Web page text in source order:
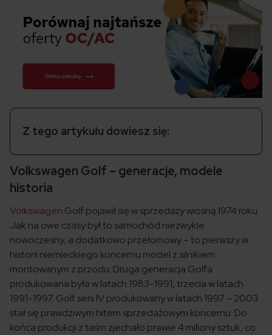
Z tego artykułu dowiesz się:
Volkswagen Golf – generacje, modele
historia
Volkswagen Golf pojawił się w sprzedaży wiosną 1974 roku.
Jak na owe czasy był to samochód niezwykle
nowoczesny, a dodatkowo przełomowy – to pierwszy w
historii niemieckiego koncernu model z silnikiem
montowanym z przodu. Druga generacja Golfa
produkowana była w latach 1983-1991, trzecia w latach
1991-1997. Golf serii IV produkowany w latach 1997 – 2003
stał się prawdziwym hitem sprzedażowym koncernu. Do
końca produkcji z taśm zjechało prawie 4 miliony sztuk, co